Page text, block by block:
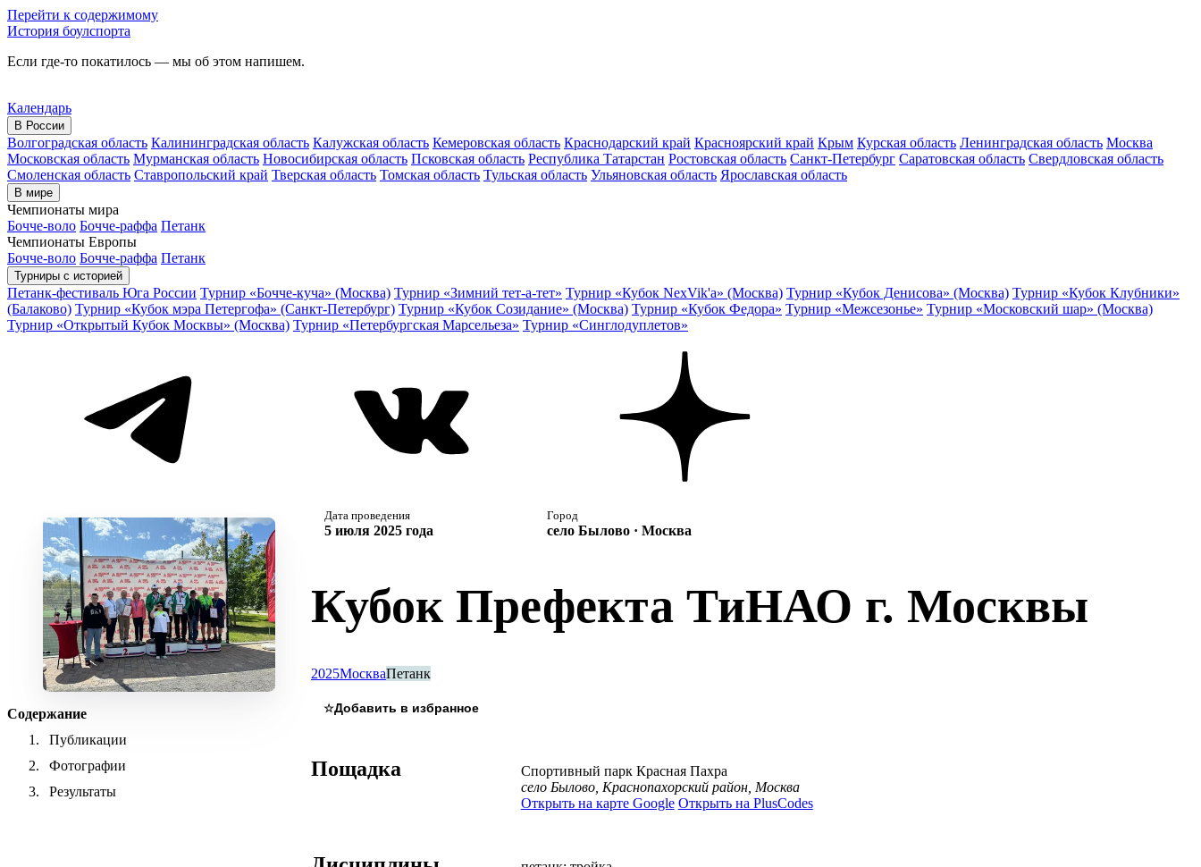
Перейти к содержимому
История боулспорта
Если где-то покатилось — мы об этом напишем.
Календарь
В России
Волгоградская область Калининградская область Калужская область Кемеровская область Краснодарский край Красноярский край Крым Курская область Ленинградская область Москва
Московская область Мурманская область Новосибирская область Псковская область Республика Татарстан Ростовская область Санкт-Петербург Саратовская область Свердловская область
Смоленская область Ставропольский край Тверская область Томская область Тульская область Ульяновская область Ярославская область
В мире
Чемпионаты мира
Бочче-воло Бочче-раффа Петанк
Чемпионаты Европы
Бочче-воло Бочче-раффа Петанк
Турниры с историей
Петанк-фестиваль Юга России Турнир «Бочче-куча» (Москва) Турнир «Зимний тет-а-тет» Турнир «Кубок NexVik'a» (Москва) Турнир «Кубок Денисова» (Москва) Турнир «Кубок Клубники»
(Балаково) Турнир «Кубок мэра Петергофа» (Санкт-Петербург) Турнир «Кубок Созидание» (Москва) Турнир «Кубок Федора» Турнир «Межсезонье» Турнир «Московский шар» (Москва)
Турнир «Открытый Кубок Москвы» (Москва) Турнир «Петербургская Марсельеза» Турнир «Синглодуплетов»
Содержание
Публикации
Фотографии
Результаты
Дата проведения
5 июля 2025 года
Город
село Былово · Москва
Кубок Префекта ТиНАО г. Москвы
2025МоскваПетанк
☆
Пощадка
Спортивный парк Красная Пахра
село Былово, Краснопахорский район, Москва
Открыть на карте Google Открыть на PlusCodes